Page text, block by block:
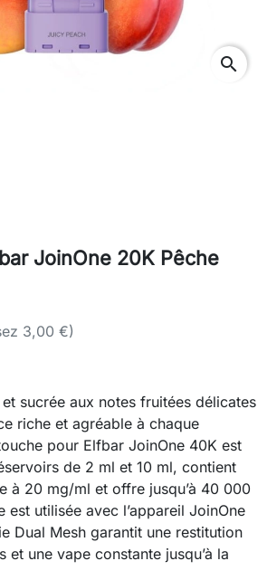
search
JoinOne 20K Pêche
3,00 €)
sucrée aux notes fruitées délicates
riche et agréable à chaque
pour Elfbar JoinOne 40K est
de 2 ml et 10 ml, contient
à 20 mg/ml et offre jusqu’à 40 000
est utilisée avec l’appareil JoinOne
Dual Mesh garantit une restitution
et une vape constante jusqu’à la